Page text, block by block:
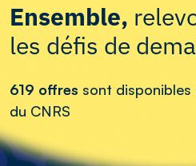
Ensemble,
les défis de
619 offres sont
du CNRS